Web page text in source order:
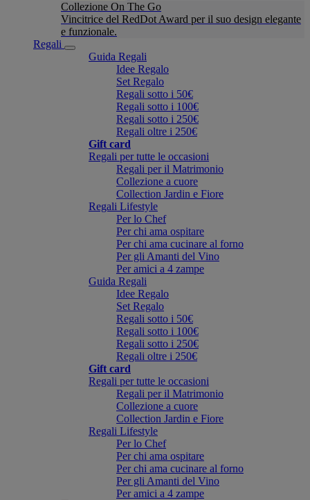
Collezione On The Go
Vincitrice del RedDot Award per il suo design elegante
e funzionale.
Regali
Guida Regali
Idee Regalo
Set Regalo
Regali sotto i 50€
Regali sotto i 100€
Regali sotto i 250€
Regali oltre i 250€
Gift card
Regali per tutte le occasioni
Regali per il Matrimonio
Collezione a cuore
Collection Jardin e Fiore
Regali Lifestyle
Per lo Chef
Per chi ama ospitare
Per chi ama cucinare al forno
Per gli Amanti del Vino
Per amici a 4 zampe
Guida Regali
Idee Regalo
Set Regalo
Regali sotto i 50€
Regali sotto i 100€
Regali sotto i 250€
Regali oltre i 250€
Gift card
Regali per tutte le occasioni
Regali per il Matrimonio
Collezione a cuore
Collection Jardin e Fiore
Regali Lifestyle
Per lo Chef
Per chi ama ospitare
Per chi ama cucinare al forno
Per gli Amanti del Vino
Per amici a 4 zampe